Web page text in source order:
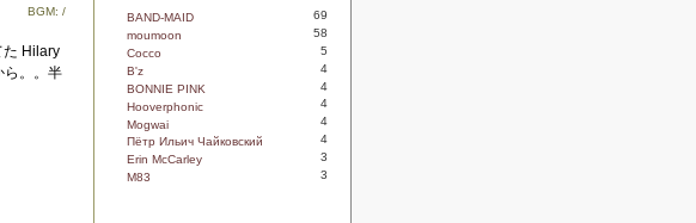
BGM: /
た Hilary
ら。。半
BAND-MAID
69
moumoon
58
Cocco
5
B'z
4
BONNIE PINK
4
Hooverphonic
4
Mogwai
4
Пётр Ильич Чайковский
4
Erin McCarley
3
M83
3